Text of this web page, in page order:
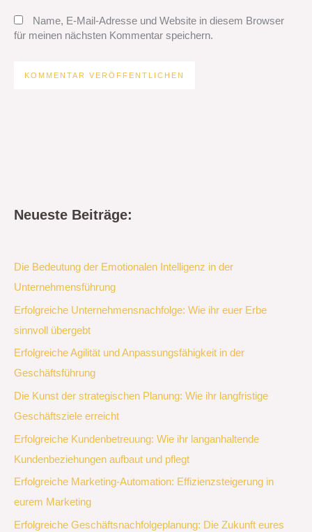
Name, E-Mail-Adresse und Website in diesem Browser
für meinen nächsten Kommentar speichern.
Neueste Beiträge:
Die Bedeutung der Emotionalen Intelligenz in der
Unternehmensführung
Erfolgreiche Unternehmensnachfolge: Wie ihr euer Erbe
sinnvoll übergebt
Erfolgreiche Agilität und Anpassungsfähigkeit in der
Geschäftsführung
Die Kunst der strategischen Planung: Wie ihr langfristige
Geschäftsziele erreicht
Erfolgreiche Kundenbetreuung: Wie ihr langanhaltende
Kundenbeziehungen aufbaut und pflegt
Erfolgreiche Marketing-Automation: Effizienzsteigerung in
eurem Marketing
Erfolgreiche Geschäftsnachfolgeplanung: Die Zukunft eures